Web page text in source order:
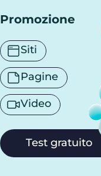
Promozione
Siti
Pagine
Video
Test gratuito